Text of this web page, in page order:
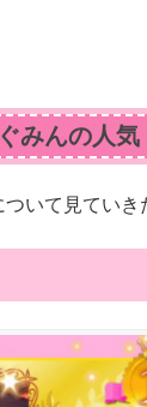
みんの人気
いて見ていき